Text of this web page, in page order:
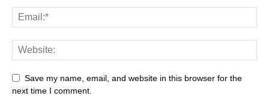
Save my name, email, and website in this browser for the
next time I comment.